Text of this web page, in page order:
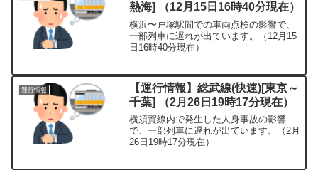
熱海] （12月15日16時40分現在）
横浜〜戸塚駅間での車両点検の影響で、
一部列車に遅れが出ています。（12月15
日16時40分現在）
運行情報
【運行情報】総武線(快速)[東京～
千葉] （2月26日19時17分現在）
横須賀線内で発生した人身事故の影響
で、一部列車に遅れが出ています。（2月
26日19時17分現在）